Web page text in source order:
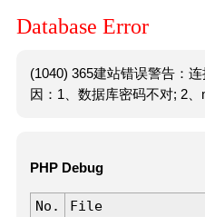
Database Error
(1040) 365建站错误警告：
因：1、数据库密码不对; 2、
PHP Debug
No. File